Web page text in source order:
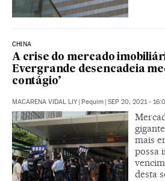
CHINA
A crise do mercado
Evergrande desencadeia
contágio’
MACARENA VIDAL LIY Pequim SEP 20, 2021 -
mais
possa
desta